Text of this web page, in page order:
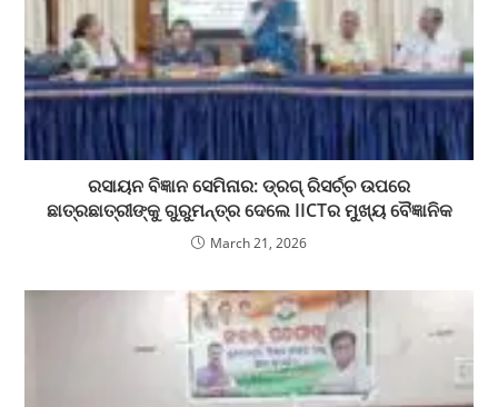
ରସାୟନ ବିଜ୍ଞାନ ସେମିନାର: ଡ୍ରଗ୍ ରିସର୍ଚ୍ଚ ଉପରେ
ଛାତ୍ରଛାତ୍ରୀଙ୍କୁ ଗୁରୁମନ୍ତ୍ର ଦେଲେ IICTର ମୁଖ୍ୟ ବୈଜ୍ଞାନିକ
March 21, 2026